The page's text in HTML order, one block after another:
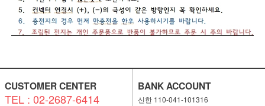
CUSTOMER CENTER
TEL : 02-2687-6414
BANK ACCOUNT
신한 110-041-101316